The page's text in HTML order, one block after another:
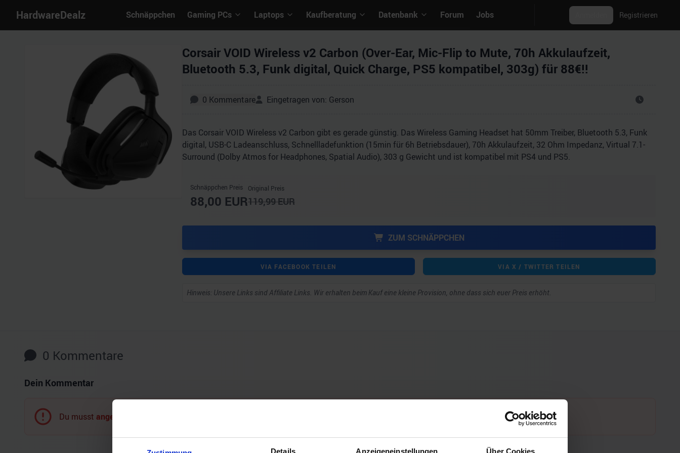
Details Anzeigeneinstellungen Über Cookies
HardwareDealz Schnäppchen Gaming PCs Laptops Kaufberatung Datenbank Forum Jobs Registrieren
Corsair VOID Wireless v2 Carbon (Over-Ear, Mic-Flip to Mute, 70h Akkulaufzeit,
Bluetooth 5.3, Funk digital, Quick Charge, PS5 kompatibel, 303g) für 88€!!
0 Kommentare Eingetragen von: Gerson
Das Corsair VOID Wireless v2 Carbon gibt es gerade günstig. Das Wireless Gaming Headset hat 50mm Treiber, Bluetooth 5.3, Funk
digital, USB-C Ladeanschluss, Schnellladefunktion (15min für 6h Betriebsdauer), 70h Akkulaufzeit, 32 Ohm Impedanz, Virtual 7.1-
Surround (Dolby Atmos for Headphones, Spatial Audio), 303 g Gewicht und ist kompatibel mit PS4 und PS5.
Schnäppchen Preis
88,00 EUR
Original Preis
119,99EUR
ZUM SCHNÄPPCHEN
VIA FACEBOOK TEILEN VIA X / TWITTER TEILEN
Hinweis: Unsere Links sind Affiliate Links. Wir erhalten beim Kauf eine kleine Provision, ohne dass sich euer Preis erhöht.
0 Kommentare
Dein Kommentar
Du musst angemeldet